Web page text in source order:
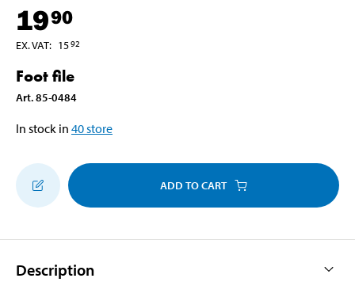
1990
EX. VAT: 1592
Foot file
Art.85-0484
In stock in 40store
ADD TO CART
Description